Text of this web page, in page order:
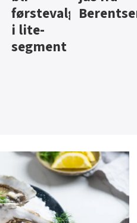
Berentsen Hansa